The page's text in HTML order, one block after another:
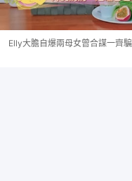
Elly大膽自爆兩母女曾合謀一齊